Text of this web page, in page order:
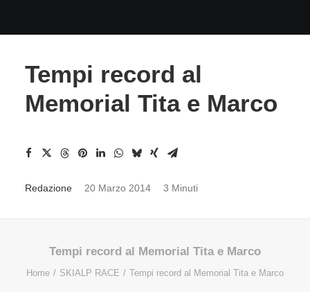
Tempi record al
Memorial Tita e Marco
Redazione 20 Marzo 2014 3 Minuti
Tempi record al Memorial Tita e Marco
Home SKIALP RACE Tempi record al Memorial Tita e Marco